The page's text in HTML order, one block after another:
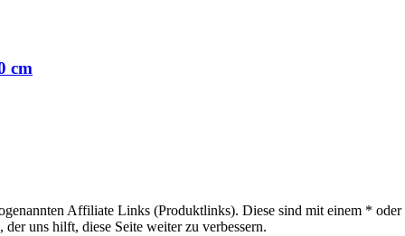
cm
Affiliate Links (Produktlinks). Diese sind mit einem *
uns hilft, diese Seite weiter zu verbessern.